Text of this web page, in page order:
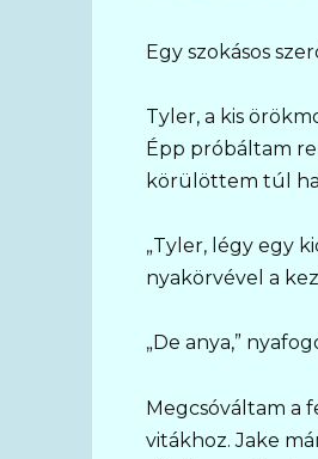
Egy szokásos
Tyler, a kis
Épp próbáltam
körülöttem túl
„Tyler, légy egy
nyakörvével a
„De anya,”
Megcsóváltam a
vitákhoz. Jake